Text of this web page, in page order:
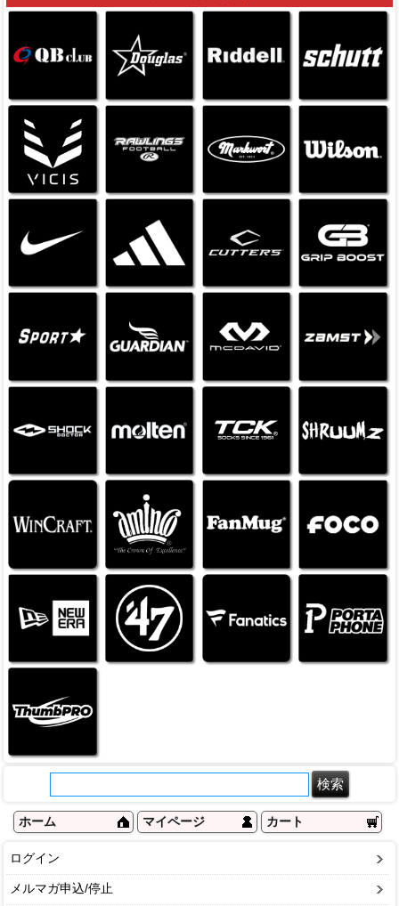
ホーム マイページ カート
ログイン
メルマガ申込/停止